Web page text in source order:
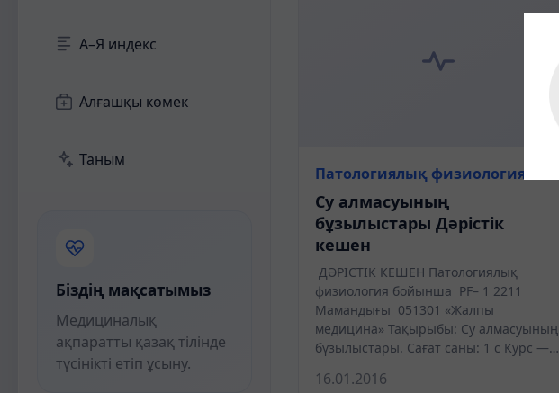
А–Я индекс
Алғашқы көмек
Таным
Біздің мақсатымыз
Медициналық
ақпаратты қазақ тілінде
түсінікті етіп ұсыну.
Патологиялық физиология
Су алмасуының
бұзылыстары Дәрістік
кешен
ДӘРІСТІК КЕШЕН Патологиялық
физиология бойынша PF– 1 2211
Мамандығы 051301 «Жалпы
медицина» Тақырыбы: Су алмасуының
бұзылыстары. Сағат саны: 1 с Курс —…
16.01.2016